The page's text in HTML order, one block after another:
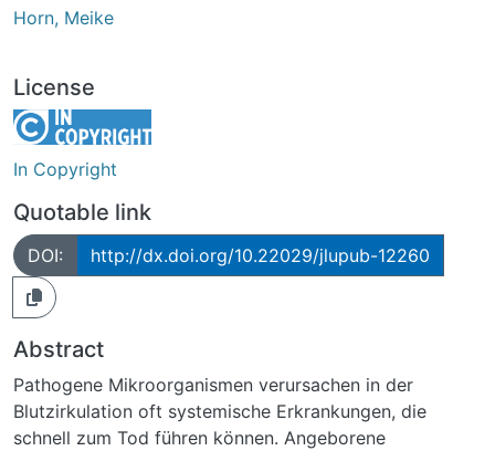
Horn, Meike
License
In Copyright
Quotable link
DOI: http://dx.doi.org/10.22029/jlupub-12260
Abstract
Pathogene Mikroorganismen verursachen in der
Blutzirkulation oft systemische Erkrankungen, die
schnell zum Tod führen können. Angeborene